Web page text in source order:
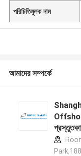
পরিচিতিমুলক নাম
আমাদের সম্পর্কে